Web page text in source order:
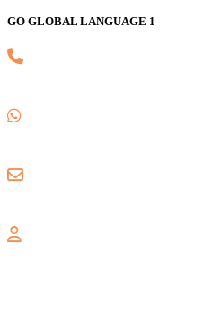
GO GLOBAL LANGUAGE 1